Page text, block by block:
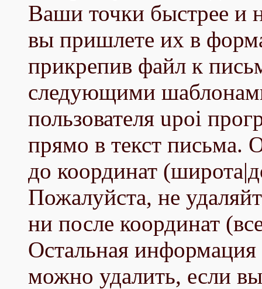
Ваши точки быстрее и
вы пришлете их в
прикрепив файл к
следующими
пользователя upoi
прямо в текст письма.
до координат
Пожалуйста, не
ни после координат
Остальная информация
можно удалить, если